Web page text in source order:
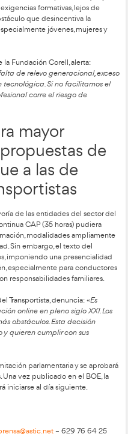
modernización del
tenemos». «La
posibilidad de que los
o cualquiera de las
autónomas españolas,
eficaz», agrega el directivo
fraude en
biométrico en los
en la asistencia, algo
podrían evitar
digital.
de entrada a una
en un obstáculo que
especialmente